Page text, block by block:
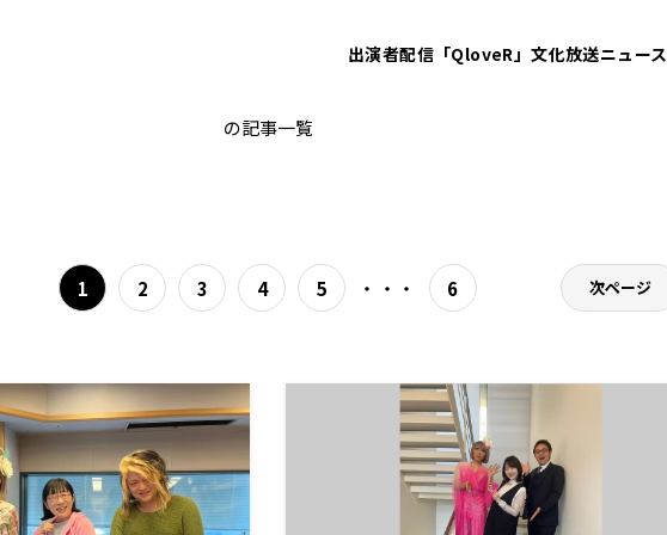
出演者配信「QloveR」文化放送ニュース
ブルボンヌ
の記事一覧
1 2 3 4 5 ・・・ 6 次ページ